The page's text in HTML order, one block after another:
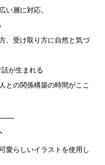
層に対応。
、受け取り方に自然と気づ
が生まれる
との関係構築の時間がここ
愛らしいイラストを使用し